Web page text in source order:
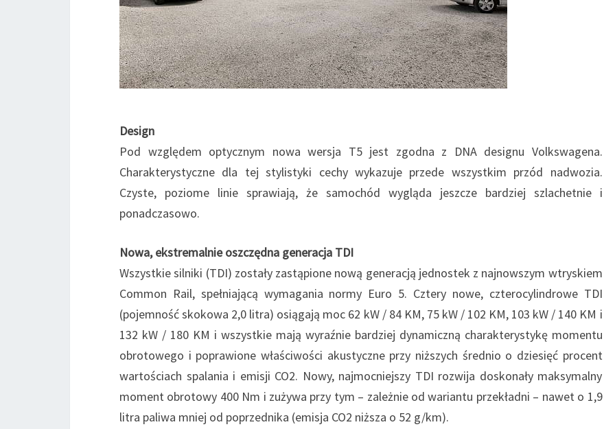
,
M
U
L
T
N
C
A
L
L
E
I
C
I
F
Design
Pod względem optycznym nowa wersja T5 jest zgodna z DNA designu Volkswagena.
Charakterystyczne dla tej stylistyki cechy wykazuje przede wszystkim przód nadwozia.
Czyste, poziome linie sprawiają, że samochód wygląda jeszcze bardziej szlachetnie i
ponadczasowo.
Nowa, ekstremalnie oszczędna generacja TDI
Wszystkie silniki (TDI) zostały zastąpione nową generacją jednostek z najnowszym wtryskiem
Common Rail, spełniającą wymagania normy Euro 5. Cztery nowe, czterocylindrowe TDI
(pojemność skokowa 2,0 litra) osiągają moc 62 kW / 84 KM, 75 kW / 102 KM, 103 kW / 140 KM i
132 kW / 180 KM i wszystkie mają wyraźnie bardziej dynamiczną charakterystykę momentu
obrotowego i poprawione właściwości akustyczne przy niższych średnio o dziesięć procent
wartościach spalania i emisji CO2. Nowy, najmocniejszy TDI rozwija doskonały maksymalny
moment obrotowy 400 Nm i zużywa przy tym – zależnie od wariantu przekładni – nawet o 1,9
litra paliwa mniej od poprzednika (emisja CO2 niższa o 52 g/km).